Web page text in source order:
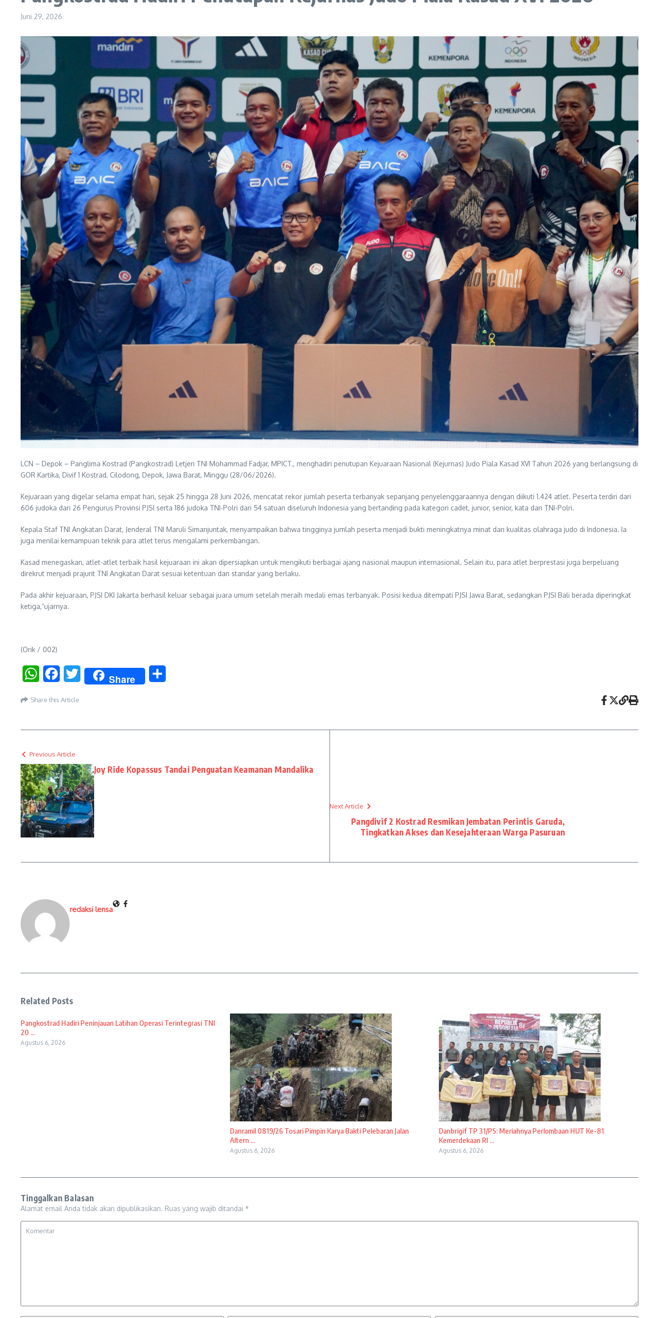
Juni 29, 2026
LCN – Depok – Panglima Kostrad (Pangkostrad) Letjen TNI Mohammad Fadjar, MPICT., menghadiri penutupan Kejuaraan Nasional (Kejurnas) Judo Piala Kasad XVI Tahun 2026 yang berlangsung di
GOR Kartika, Divif 1 Kostrad, Cilodong, Depok, Jawa Barat, Minggu (28/06/2026).
Kejuaraan yang digelar selama empat hari, sejak 25 hingga 28 Juni 2026, mencatat rekor jumlah peserta terbanyak sepanjang penyelenggaraannya dengan diikuti 1.424 atlet. Peserta terdiri dari
606 judoka dari 26 Pengurus Provinsi PJSI serta 186 judoka TNI-Polri dari 54 satuan diseluruh Indonesia yang bertanding pada kategori cadet, junior, senior, kata dan TNI-Polri.
Kepala Staf TNI Angkatan Darat, Jenderal TNI Maruli Simanjuntak, menyampaikan bahwa tingginya jumlah peserta menjadi bukti meningkatnya minat dan kualitas olahraga judo di Indonesia. Ia
juga menilai kemampuan teknik para atlet terus mengalami perkembangan.
Kasad menegaskan, atlet-atlet terbaik hasil kejuaraan ini akan dipersiapkan untuk mengikuti berbagai ajang nasional maupun internasional. Selain itu, para atlet berprestasi juga berpeluang
direkrut menjadi prajurit TNI Angkatan Darat sesuai ketentuan dan standar yang berlaku.
Pada akhir kejuaraan, PJSI DKI Jakarta berhasil keluar sebagai juara umum setelah meraih medali emas terbanyak. Posisi kedua ditempati PJSI Jawa Barat, sedangkan PJSI Bali berada diperingkat
ketiga,”ujarnya.
(Orik / 002)
WhatsAppFacebookTwitter Share
Share this Article
Previous Article
Joy Ride Kopassus Tandai Penguatan Keamanan Mandalika
Next Article
Pangdivif 2 Kostrad Resmikan Jembatan Perintis Garuda,
Tingkatkan Akses dan Kesejahteraan Warga Pasuruan
redaksi lensa
Related Posts
Pangkostrad Hadiri Peninjauan Latihan Operasi Terintegrasi TNI
20 ...
Agustus 6, 2026
Danramil 0819/26 Tosari Pimpin Karya Bakti Pelebaran Jalan
Altern ...
Agustus 6, 2026
Danbrigif TP 31/PS: Meriahnya Perlombaan HUT Ke-81
Kemerdekaan RI ...
Agustus 6, 2026
Tinggalkan Balasan
Alamat email Anda tidak akan dipublikasikan. Ruas yang wajib ditandai *